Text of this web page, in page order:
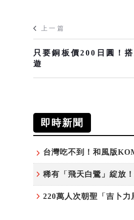
上一篇
只要銅板價200日圓！
遊
即時新聞